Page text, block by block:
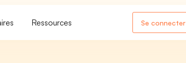
Ressources Se connecter